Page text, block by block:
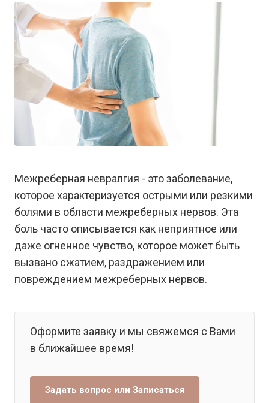
Межреберная невралгия - это заболевание,
которое характеризуется острыми или резкими
болями в области межреберных нервов. Эта
боль часто описывается как неприятное или
даже огненное чувство, которое может быть
вызвано сжатием, раздражением или
повреждением межреберных нервов.
Оформите заявку и мы свяжемся с Вами
в ближайшее время!
Задать вопрос или Записаться